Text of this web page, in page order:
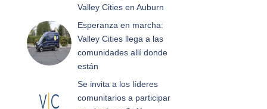
Valley Cities en Auburn
Esperanza en marcha:
Valley Cities llega a las
comunidades allí donde
están
Se invita a los líderes
comunitarios a participar